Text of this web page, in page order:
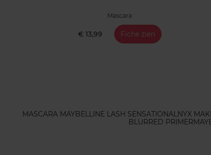
Mascara
€ 13,99 Fiche zien
MASCARA MAYBELLINE LASH SENSATIONAL NYX
BLURRED PRIMER